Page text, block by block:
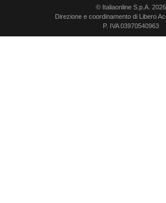
© Italiaonline S.p.A. 2026
Direzione e coordinamento di Libero
P. IVA 03970540963